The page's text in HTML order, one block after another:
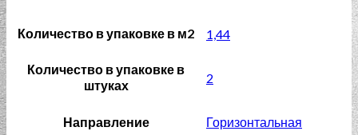
Количество в упаковке в м2 1,44
Количество в упаковке в
штуках
2
Направление Горизонтальная